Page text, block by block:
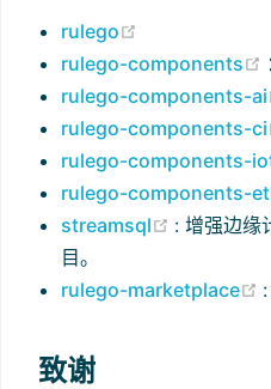
rulego
rulego-components
rulego-components-ai
rulego-components-ci
rulego-components-
rulego-components-
streamsql
(opens
: 增强边缘
目。
rulego-marketplace
致谢